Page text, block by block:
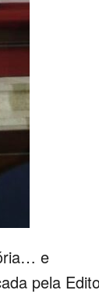
e
pela